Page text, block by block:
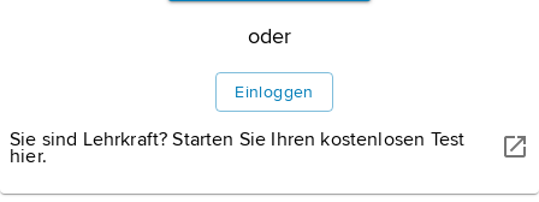
oder
Einloggen
Sie sind Lehrkraft? Starten Sie Ihren kostenlosen Test
hier.